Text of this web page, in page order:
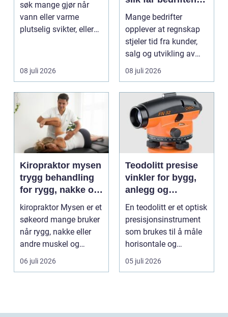
søk mange gjør når
vann eller varme
plutselig svikter, eller
08 juli 2026
mer ut av
regnskapet
Mange bedrifter
opplever at regnskap
stjeler tid fra kunder,
salg og utvikling av
virksomheten. Samt...
08 juli 2026
Kiropraktor mysen
trygg behandling
for rygg, nakke og
ledd
kiropraktor Mysen er et
søkeord mange bruker
når rygg, nakke eller
andre muskel og
leddplager begynn...
06 juli 2026
Teodolitt presise
vinkler for bygg,
anlegg og
kartlegging
En teodolitt er et optisk
presisjonsinstrument
som brukes til å måle
horisontale og
vertikale vinkle...
05 juli 2026